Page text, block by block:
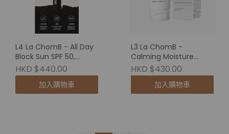
L4 La ChomB - All Day
Block Sun SPF 50,
PA++++防晒霜
HKD $440.00
加入購物車
L3 La ChomB -
Calming Moisture
Repair Cream 鎮靜保濕
修護霜 60ml
HKD $430.00
加入購物車